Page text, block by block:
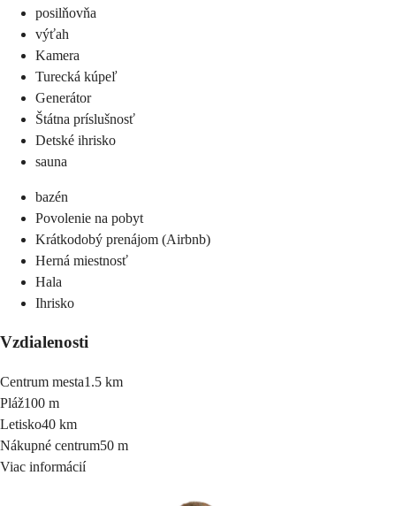
posilňovňa
výťah
Kamera
Turecká kúpeľ
Generátor
Štátna príslušnosť
Detské ihrisko
sauna
bazén
Povolenie na pobyt
Krátkodobý prenájom (Airbnb)
Herná miestnosť
Hala
Ihrisko
Vzdialenosti
Centrum mesta1.5 km
Pláž100 m
Letisko40 km
Nákupné centrum50 m
Viac informácií